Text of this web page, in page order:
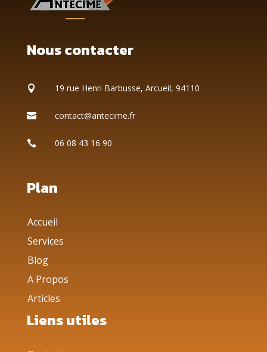
Nous contacter
 19 rue Henri Barbusse, Arcueil, 94110
 contact@antecime.fr
 06 08 43 16 90
Plan
Accueil
Services
Blog
A Propos
Articles
Liens utiles